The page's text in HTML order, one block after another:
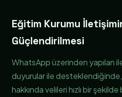
Eğitim Kurumu
Güçlendirilmesi
WhatsApp üzerinden yapılan
duyurular ile
hakkında velileri hızlı bir